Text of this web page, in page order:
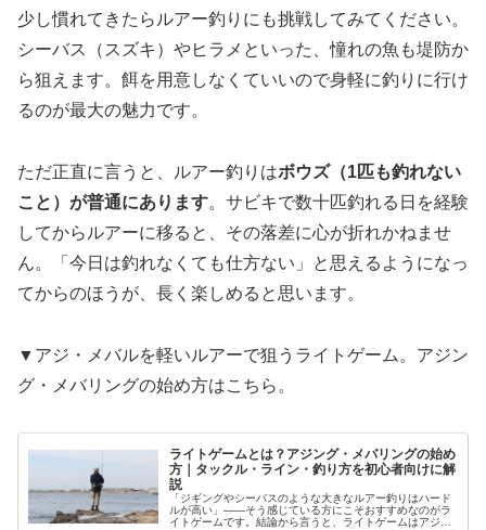
少し慣れてきたらルアー釣りにも挑戦してみてください。
シーバス（スズキ）やヒラメといった、憧れの魚も堤防か
ら狙えます。餌を用意しなくていいので身軽に釣りに行け
るのが最大の魅力です。
ただ正直に言うと、ルアー釣りはボウズ（1匹も釣れない
こと）が普通にあります。サビキで数十匹釣れる日を経験
してからルアーに移ると、その落差に心が折れかねませ
ん。「今日は釣れなくても仕方ない」と思えるようになっ
てからのほうが、長く楽しめると思います。
▼アジ・メバルを軽いルアーで狙うライトゲーム。アジン
グ・メバリングの始め方はこちら。
ライトゲームとは？アジング・メバリングの始め
方｜タックル・ライン・釣り方を初心者向けに解
説
「ジギングやシーバスのような大きなルアー釣りはハード
ルが高い」——そう感じている方にこそおすすめなのがラ
イトゲームです。結論から言うと、ライトゲームはアジや